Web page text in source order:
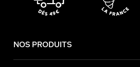
NOS PRODUITS